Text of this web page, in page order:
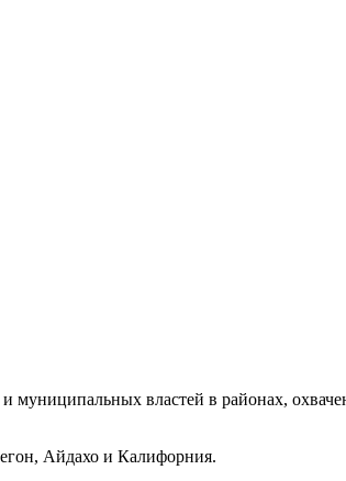
властей в районах,
Айдахо и Калифорния.